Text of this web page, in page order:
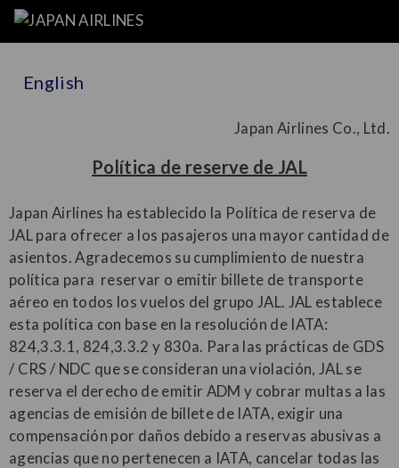
English
Japan Airlines Co., Ltd.
Política de reserve de JAL
Japan Airlines ha establecido la Política de reserva de
JAL para ofrecer a los pasajeros una mayor cantidad de
asientos. Agradecemos su cumplimiento de nuestra
política para reservar o emitir billete de transporte
aéreo en todos los vuelos del grupo JAL. JAL establece
esta política con base en la resolución de IATA:
824,3.3.1, 824,3.3.2 y 830a. Para las prácticas de GDS
/ CRS / NDC que se consideran una violación, JAL se
reserva el derecho de emitir ADM y cobrar multas a las
agencias de emisión de billete de IATA, exigir una
compensación por daños debido a reservas abusivas a
agencias que no pertenecen a IATA, cancelar todas las